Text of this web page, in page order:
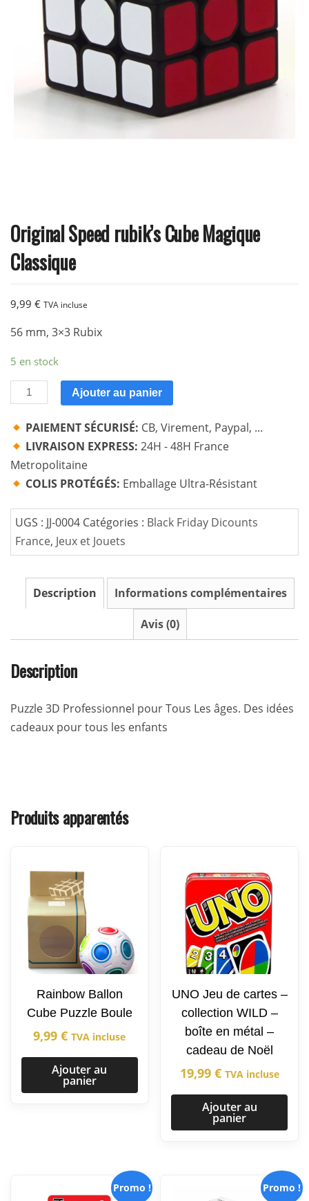
Original Speed rubik’s Cube Magique
Classique
9,99 € TVA incluse
56 mm, 3×3 Rubix
5 en stock
quantité
de
Original
Speed
rubik's
Cube
Classique
Ajouter au panier
PAIEMENT SÉCURISÉ: CB, Virement, Paypal, ...
LIVRAISON EXPRESS:24H - 48H France
Metropolitaine
COLIS PROTÉGÉS: Emballage Ultra-Résistant
UGS : JJ-0004 Catégories : Black Friday Dicounts
France, Jeux et Jouets
Description Informations complémentaires
Avis (0)
Description
Puzzle 3D Professionnel pour Tous Les âges. Des idées
cadeaux pour tous les enfants
Produits apparentés
Rainbow Ballon
Cube Puzzle Boule
9,99€ TVA incluse
Ajouter au
panier
UNO Jeu de cartes –
collection WILD –
boîte en métal –
cadeau de Noël
19,99 € TVA incluse
Ajouter au
panier
Promo ! Promo !